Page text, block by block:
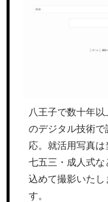
八王子で数十年
のデジタル技術
応。就活用写真は
七五三・成人式
込めて撮影いた
す。